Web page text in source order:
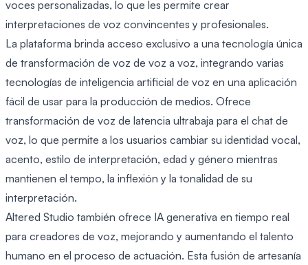
voces personalizadas, lo que les permite crear
interpretaciones de voz convincentes y profesionales.
La plataforma brinda acceso exclusivo a una tecnología única
de transformación de voz de voz a voz, integrando varias
tecnologías de inteligencia artificial de voz en una aplicación
fácil de usar para la producción de medios. Ofrece
transformación de voz de latencia ultrabaja para el chat de
voz, lo que permite a los usuarios cambiar su identidad vocal,
acento, estilo de interpretación, edad y género mientras
mantienen el tempo, la inflexión y la tonalidad de su
interpretación.
Altered Studio también ofrece IA generativa en tiempo real
para creadores de voz, mejorando y aumentando el talento
humano en el proceso de actuación. Esta fusión de artesanía